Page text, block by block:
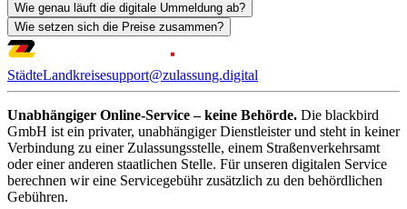
Wie genau läuft die digitale Ummeldung ab?
Wie setzen sich die Preise zusammen?
StädteLandkreisesupport@zulassung.digital
Unabhängiger Online-Service – keine Behörde. Die blackbird
GmbH ist ein privater, unabhängiger Dienstleister und steht in keiner
Verbindung zu einer Zulassungsstelle, einem Straßenverkehrsamt
oder einer anderen staatlichen Stelle. Für unseren digitalen Service
berechnen wir eine Servicegebühr zusätzlich zu den behördlichen
Gebühren.